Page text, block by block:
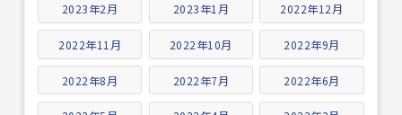
2023年2月 2023年1月 2022年12月
2022年11月 2022年10月 2022年9月
2022年8月 2022年7月 2022年6月